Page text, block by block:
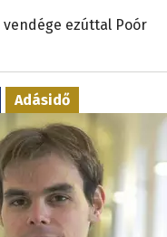
vendége ezúttal Poór
Adásidő